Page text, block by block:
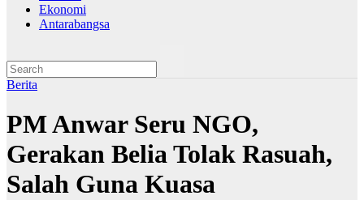
Ekonomi
Antarabangsa
Berita
PM Anwar Seru NGO,
Gerakan Belia Tolak Rasuah,
Salah Guna Kuasa